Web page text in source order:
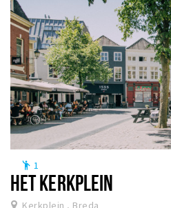
emoji_people 1
HET KERKPLEIN